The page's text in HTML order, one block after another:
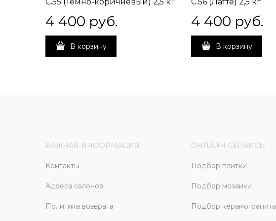
4 400 руб.
В корзину
4 400 руб.
В корзину
ВАЖНАЯ ИНФОРМАЦИЯ
Контакты
Адреса салонов
Политика возврата
ОНЛАЙН-СЕРВИСЫ
Подбор плитки
Подбор мозаики
Подбор керамогранита